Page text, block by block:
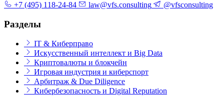
+7 (495) 118-24-84
law@vfs.consulting @vfsconsulting
Разделы
IT & Киберправо
Искусственный интеллект и Big Data
Криптовалюты и блокчейн
Игровая индустрия и киберспорт
Арбитраж & Due Diligence
Кибербезопасность и Digital Reputation